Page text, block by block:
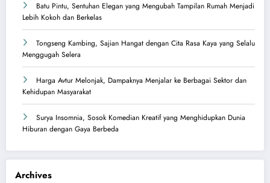
Batu Pintu, Sentuhan Elegan yang Mengubah Tampilan Rumah Menjadi
Lebih Kokoh dan Berkelas
Tongseng Kambing, Sajian Hangat dengan Cita Rasa Kaya yang Selalu
Menggugah Selera
Harga Avtur Melonjak, Dampaknya Menjalar ke Berbagai Sektor dan
Kehidupan Masyarakat
Surya Insomnia, Sosok Komedian Kreatif yang Menghidupkan Dunia
Hiburan dengan Gaya Berbeda
Archives